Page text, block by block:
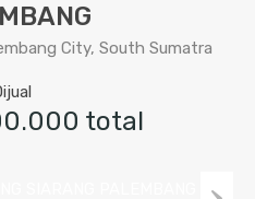
City, South Sumatra
total